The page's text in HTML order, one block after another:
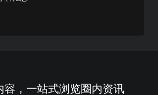
容，一站式浏览圈内资讯